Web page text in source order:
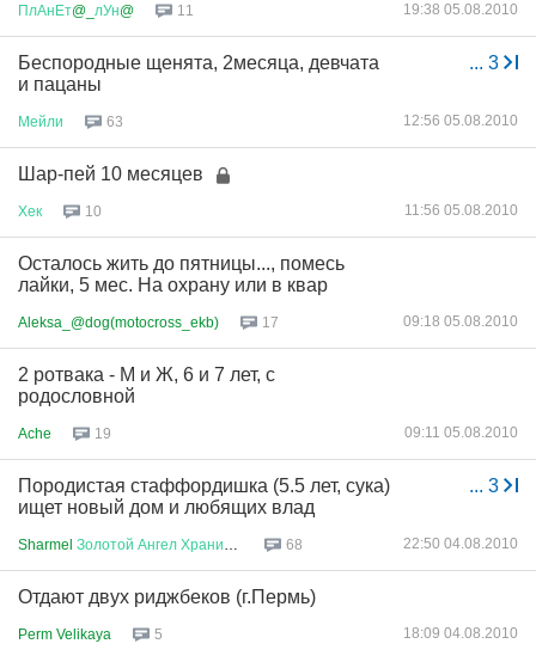
ПлАнЕт@_ лУн@ 11 19:38 05.08.2010
... 3
Беспородные щенята, 2месяца, девчата
и пацаны
Мейли 63 12:56 05.08.2010
Шар-пей 10 месяцев
Хек 10 11:56 05.08.2010
Осталось жить до пятницы..., помесь
лайки, 5 мес. На охрану или в квар
Aleksa_@dog(motocross_ekb) 17 09:18 05.08.2010
2 ротвака - М и Ж, 6 и 7 лет, с
родословной
Ache 19 09:11 05.08.2010
... 3
Породистая стаффордишка (5.5 лет, сука)
ищет новый дом и любящих влад
Sharmel Золотой Ангел Хранител 68 22:50 04.08.2010
Отдают двух риджбеков (г.Пермь)
Perm Velikaya 5 18:09 04.08.2010